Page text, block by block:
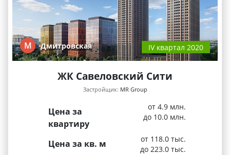
М Дмитровская IV квартал 2020
ЖК Савеловский Сити
Застройщик: MR Group
Цена за
квартиру
от 4.9 млн.
до 10.0 млн.
Цена за кв. м
от 118.0 тыс.
до 223.0 тыс.